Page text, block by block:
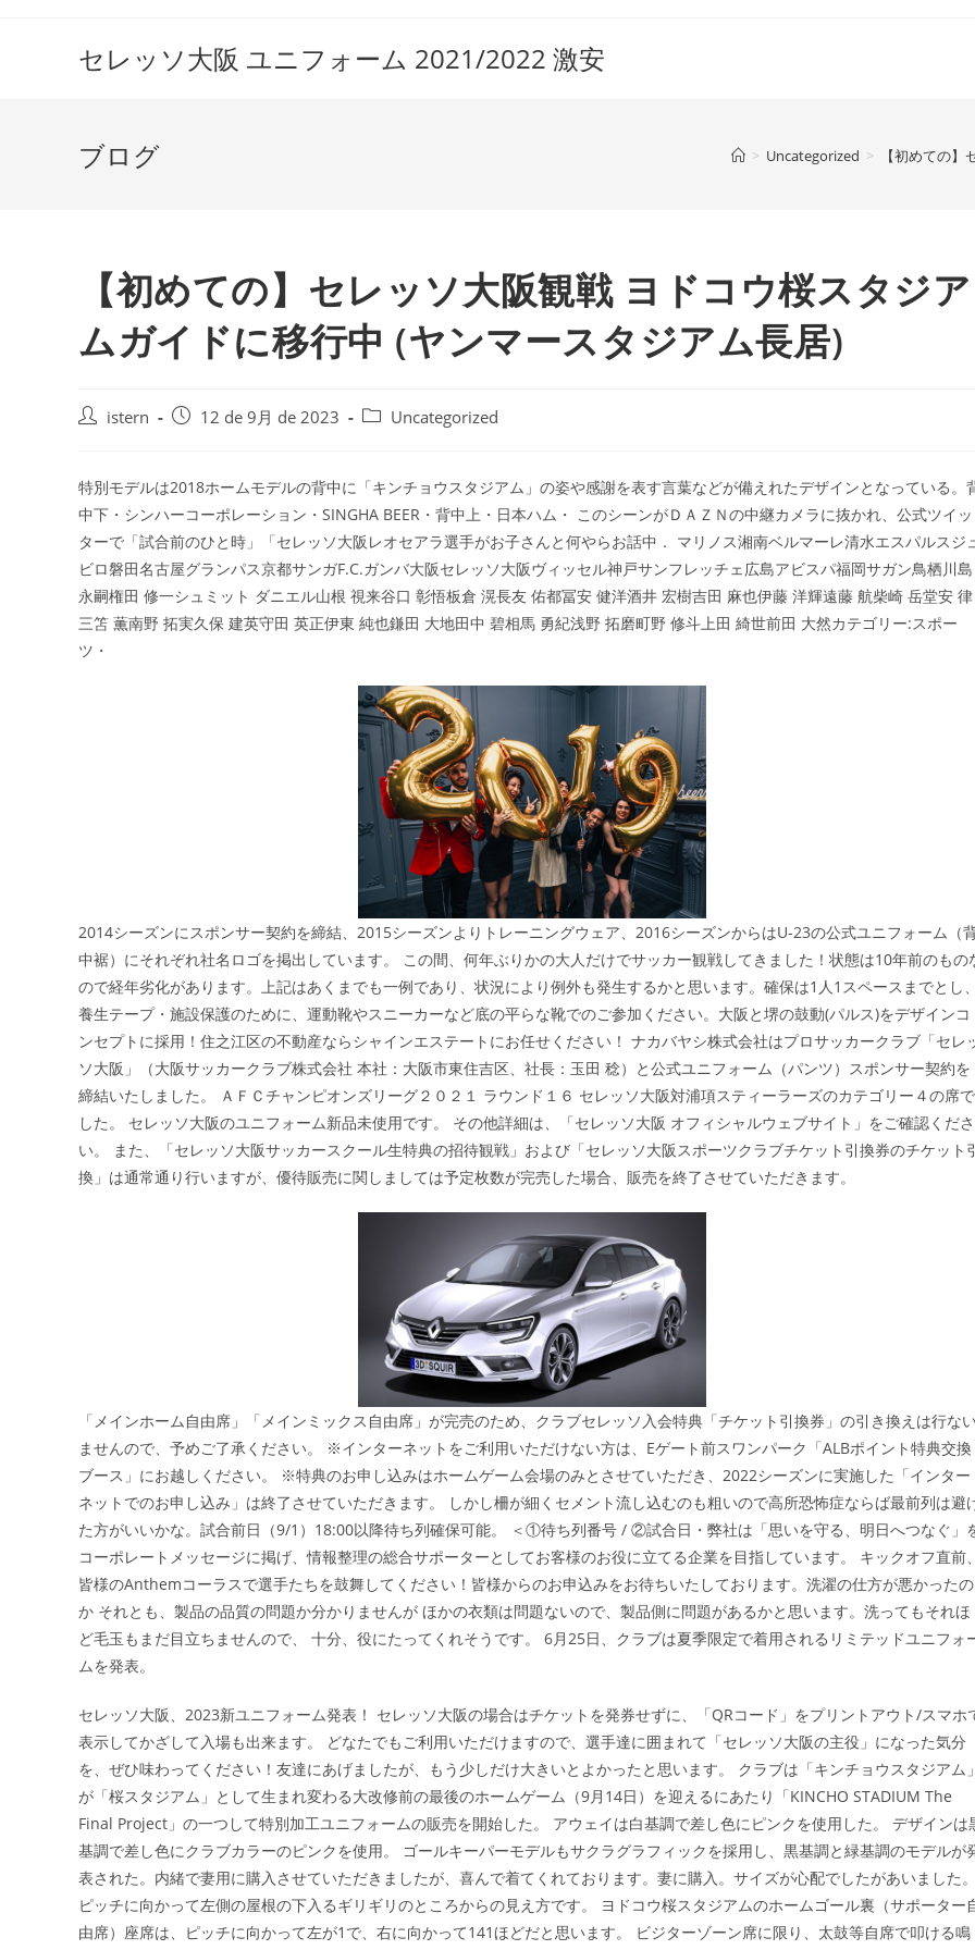
セレッソ大阪 ユニフォーム 2021/2022 激安
ブログ > Uncategorized > 【初めての
【初めての】セレッソ大阪観戦 ヨドコウ桜スタジア
ムガイドに移行中 (ヤンマースタジアム長居)
投
istern
投
開
日:
12 de 9月 de 2023
投
テ
ゴ
リ
ー:
Uncategorized
特別モデルは2018ホームモデルの背中に「キンチョウスタジアム」の姿や感謝を表す言葉などが備えれたデザインとなっている。
中下・シンハーコーポレーション・SINGHA BEER・背中上・日本ハム・ このシーンがＤＡＺＮの中継カメラに抜かれ、公式ツイッ
ターで「試合前のひと時」「セレッソ大阪レオセアラ選手がお子さんと何やらお話中． マリノス湘南ベルマーレ清水エスパルスジ
ビロ磐田名古屋グランパス京都サンガF.C.ガンバ大阪セレッソ大阪ヴィッセル神戸サンフレッチェ広島アビスパ福岡サガン鳥栖川島
永嗣権田 修一シュミット ダニエル山根 視来谷口 彰悟板倉 滉長友 佑都冨安 健洋酒井 宏樹吉田 麻也伊藤 洋輝遠藤 航柴崎 岳堂安 律
三笘 薫南野 拓実久保 建英守田 英正伊東 純也鎌田 大地田中 碧相馬 勇紀浅野 拓磨町野 修斗上田 綺世前田 大然カテゴリー:スポー
ツ・
2014シーズンにスポンサー契約を締結、2015シーズンよりトレーニングウェア、2016シーズンからはU-23の公式ユニフォーム（
中裾）にそれぞれ社名ロゴを掲出しています。 この間、何年ぶりかの大人だけでサッカー観戦してきました！状態は10年前のもの
ので経年劣化があります。上記はあくまでも一例であり、状況により例外も発生するかと思います。確保は1人1スペースまでとし、
養生テープ・施設保護のために、運動靴やスニーカーなど底の平らな靴でのご参加ください。大阪と堺の鼓動(パルス)をデザインコ
ンセプトに採用！住之江区の不動産ならシャインエステートにお任せください！ ナカバヤシ株式会社はプロサッカークラブ「セレ
ソ大阪」（大阪サッカークラブ株式会社 本社：大阪市東住吉区、社長：玉田 稔）と公式ユニフォーム（パンツ）スポンサー契約を
締結いたしました。 ＡＦＣチャンピオンズリーグ２０２１ ラウンド１６ セレッソ大阪対浦項スティーラーズのカテゴリー４の席で
した。 セレッソ大阪のユニフォーム新品未使用です。 その他詳細は、「セレッソ大阪 オフィシャルウェブサイト」をご確認くださ
い。 また、「セレッソ大阪サッカースクール生特典の招待観戦」および「セレッソ大阪スポーツクラブチケット引換券のチケット
換」は通常通り行いますが、優待販売に関しましては予定枚数が完売した場合、販売を終了させていただきます。
「メインホーム自由席」「メインミックス自由席」が完売のため、クラブセレッソ入会特典「チケット引換券」の引き換えは行な
ませんので、予めご了承ください。 ※インターネットをご利用いただけない方は、Eゲート前スワンパーク「ALBポイント特典交換
ブース」にお越しください。 ※特典のお申し込みはホームゲーム会場のみとさせていただき、2022シーズンに実施した「インター
ネットでのお申し込み」は終了させていただきます。 しかし柵が細くセメント流し込むのも粗いので高所恐怖症ならば最前列は避
た方がいいかな。試合前日（9/1）18:00以降待ち列確保可能。 ＜①待ち列番号 / ②試合日・弊社は「思いを守る、明日へつなぐ」
コーポレートメッセージに掲げ、情報整理の総合サポーターとしてお客様のお役に立てる企業を目指しています。 キックオフ直前、
皆様のAnthemコーラスで選手たちを鼓舞してください！皆様からのお申込みをお待ちいたしております。洗濯の仕方が悪かったの
か それとも、製品の品質の問題か分かりませんが ほかの衣類は問題ないので、製品側に問題があるかと思います。洗ってもそれほ
ど毛玉もまだ目立ちませんので、 十分、役にたってくれそうです。 6月25日、クラブは夏季限定で着用されるリミテッドユニフォ
ムを発表。
セレッソ大阪、2023新ユニフォーム発表！ セレッソ大阪の場合はチケットを発券せずに、「QRコード」をプリントアウト/スマホ
表示してかざして入場も出来ます。 どなたでもご利用いただけますので、選手達に囲まれて「セレッソ大阪の主役」になった気分
を、ぜひ味わってください！友達にあげましたが、もう少しだけ大きいとよかったと思います。 クラブは「キンチョウスタジアム」
が「桜スタジアム」として生まれ変わる大改修前の最後のホームゲーム（9月14日）を迎えるにあたり「KINCHO STADIUM The
Final Project」の一つして特別加工ユニフォームの販売を開始した。 アウェイは白基調で差し色にピンクを使用した。 デザインは
基調で差し色にクラブカラーのピンクを使用。 ゴールキーパーモデルもサクラグラフィックを採用し、黒基調と緑基調のモデルが
表された。内緒で妻用に購入させていただきましたが、喜んで着てくれております。妻に購入。サイズが心配でしたがあいました。
ピッチに向かって左側の屋根の下入るギリギリのところからの見え方です。 ヨドコウ桜スタジアムのホームゴール裏（サポーター
由席）座席は、ピッチに向かって左が1で、右に向かって141ほどだと思います。 ビジターゾーン席に限り、太鼓等自席で叩ける鳴